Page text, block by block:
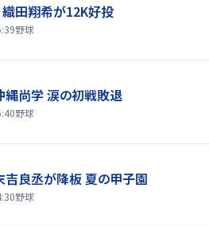
田翔希が12K好投
野球
縄尚学 涙の初戦敗退
野球
吉良丞が降板 夏の甲子園
野球